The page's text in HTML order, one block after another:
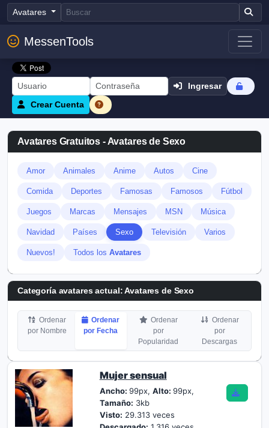
Avatares
MessenTools
Ingresar
Crear Cuenta
Avatares Gratuitos - Avatares de Sexo
Amor Animales Anime Autos Cine
Comida Deportes Famosas Famosos Fútbol
Juegos Marcas Mensajes MSN Música
Navidad Países Sexo Televisión Varios
Nuevos! Todos los Avatares
Categoría avatares actual: Avatares de Sexo
Ordenar
por Nombre
Ordenar
por Fecha
Ordenar
por
Popularidad
Ordenar
por
Descargas
Mujer sensual
Ancho: 99px, Alto: 99px,
Tamaño: 3kb
Visto: 29.313 veces